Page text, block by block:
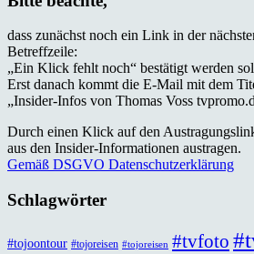
dass zunächst noch ein Link in der
Betreffzeile:
„Ein Klick fehlt noch“ bestätigt werden
Erst danach kommt die E-Mail mit dem
„Insider-Infos von Thomas Voss
Durch einen Klick auf den
aus den Insider-Informationen austragen.
Gemäß DSGVO Datenschutzerklärung
Schlagwörter
#tojoontour #tojoreisen #tojoreisen #tvfoto